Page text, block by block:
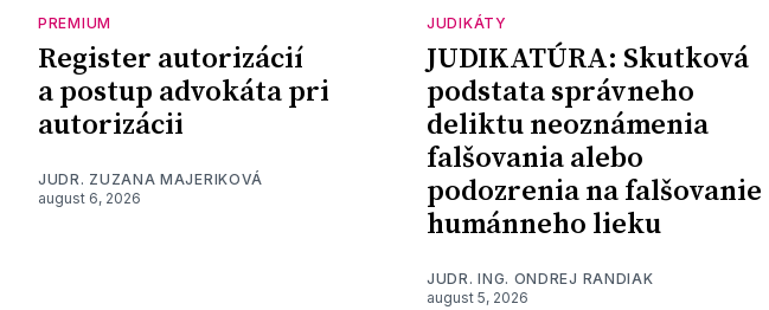
PREMIUM
Register autorizácií
a postup advokáta pri
autorizácii
JUDR. ZUZANA MAJERIKOVÁ
august 6, 2026
JUDIKÁTY
JUDIKATÚRA: Skutková
podstata správneho
deliktu neoznámenia
falšovania alebo
podozrenia na falšovanie
humánneho lieku
JUDR. ING. ONDREJ RANDIAK
august 5, 2026